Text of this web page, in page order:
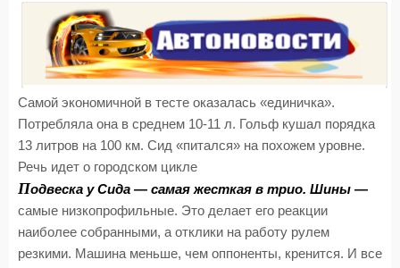
Самой экономичной в тесте оказалась «единичка».
Потребляла она в среднем 10-11 л. Гольф кушал порядка
13 литров на 100 км. Сид «питался» на похожем уровне.
Речь идет о городском цикле
Подвеска у Сида — самая жесткая в трио. Шины —
самые низкопрофильные. Это делает его реакции
наиболее собранными, а отклики на работу рулем
резкими. Машина меньше, чем оппоненты, кренится. И все